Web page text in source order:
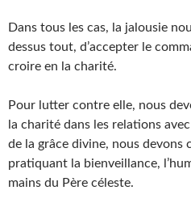
Dans tous les cas, la jalousie
dessus tout, d’accepter le
croire en la charité.
Pour lutter contre elle, nous
la charité dans les relations
de la grâce divine, nous devons
pratiquant la bienveillance,
mains du Père céleste.